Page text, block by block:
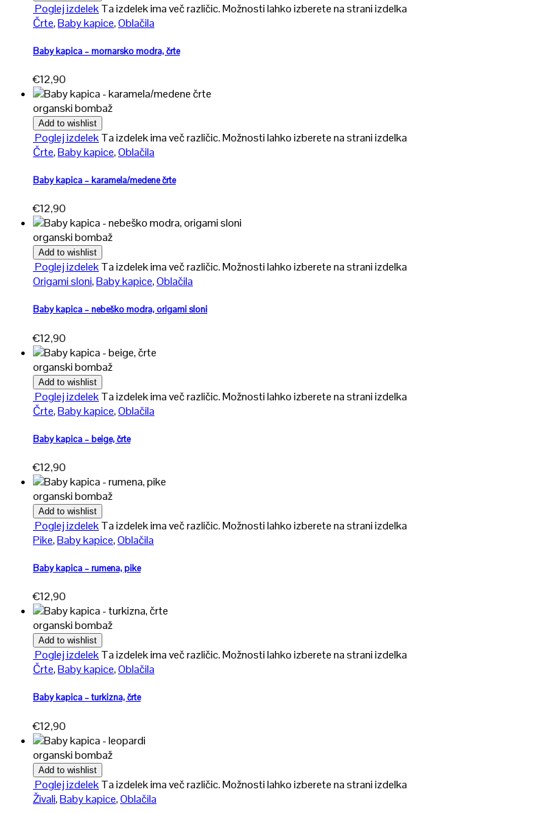
Poglej izdelekTa izdelek ima več različic. Možnosti lahko izberete na strani izdelka
Črte,Baby kapice,Oblačila
Baby kapica – mornarsko modra, črte
€12,90
organski bombaž
Add to wishlist
Poglej izdelekTa izdelek ima več različic. Možnosti lahko izberete na strani izdelka
Črte,Baby kapice,Oblačila
Baby kapica – karamela/medene črte
€12,90
organski bombaž
Add to wishlist
Poglej izdelekTa izdelek ima več različic. Možnosti lahko izberete na strani izdelka
Origami sloni,Baby kapice,Oblačila
Baby kapica – nebeško modra, origami sloni
€12,90
organski bombaž
Add to wishlist
Poglej izdelekTa izdelek ima več različic. Možnosti lahko izberete na strani izdelka
Črte,Baby kapice,Oblačila
Baby kapica – beige, črte
€12,90
organski bombaž
Add to wishlist
Poglej izdelekTa izdelek ima več različic. Možnosti lahko izberete na strani izdelka
Pike,Baby kapice,Oblačila
Baby kapica – rumena, pike
€12,90
organski bombaž
Add to wishlist
Poglej izdelekTa izdelek ima več različic. Možnosti lahko izberete na strani izdelka
Črte,Baby kapice,Oblačila
Baby kapica – turkizna, črte
€12,90
organski bombaž
Add to wishlist
Poglej izdelekTa izdelek ima več različic. Možnosti lahko izberete na strani izdelka
Živali,Baby kapice,Oblačila